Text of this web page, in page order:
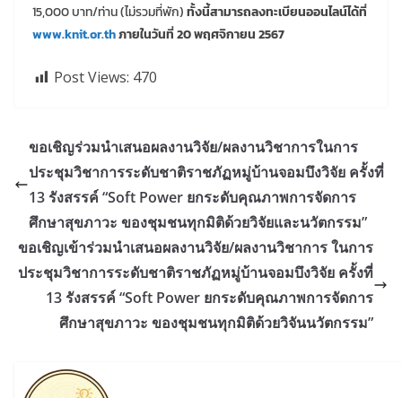
15,000 บาท/ท่าน (ไม่รวมที่พัก)ทั้งนี้สามารถลงทะเบียนออนไลน์ได้ที่
www.knit.or.thภายในวันที่ 20 พฤศจิกายน 2567
Post Views: 470
ขอเชิญร่วมนำเสนอผลงานวิจัย/ผลงานวิชาการในการ
ประชุมวิชาการระดับชาติราชภัฏหมู่บ้านจอมบึงวิจัย ครั้งที่
13 รังสรรค์ “Soft Power ยกระดับคุณภาพการจัดการ
ศึกษาสุขภาวะ ของชุมชนทุกมิติด้วยวิจัยและนวัตกรรม”
ขอเชิญเข้าร่วมนำเสนอผลงานวิจัย/ผลงานวิชาการ ในการ
ประชุมวิชาการระดับชาติราชภัฏหมู่บ้านจอมบึงวิจัย ครั้งที่
13 รังสรรค์ “Soft Power ยกระดับคุณภาพการจัดการ
ศึกษาสุขภาวะ ของชุมชนทุกมิติด้วยวิจันนวัตกรรม”